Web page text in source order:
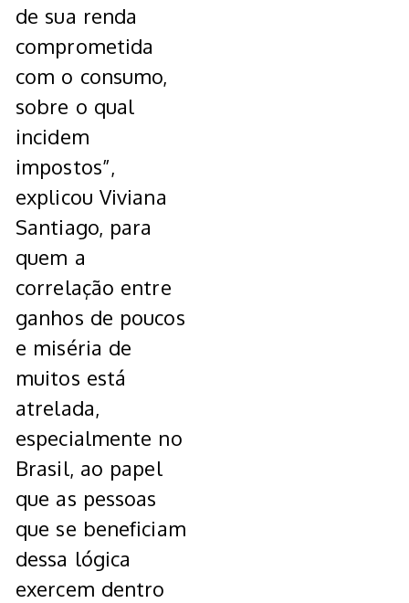
de sua renda
comprometida
com o consumo,
sobre o qual
incidem
impostos”,
explicou Viviana
Santiago, para
quem a
correlação entre
ganhos de poucos
e miséria de
muitos está
atrelada,
especialmente no
Brasil, ao papel
que as pessoas
que se beneficiam
dessa lógica
exercem dentro